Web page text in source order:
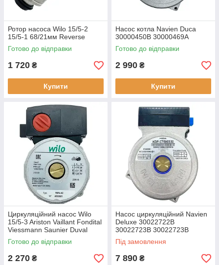
Ротор насоса Wilo 15/5-2
15/5-1 68/21мм Reverse
Готово до відправки
1 720 ₴
Купити
Насос котла Navien Duca
30000450B 30000469А
Готово до відправки
2 990 ₴
Купити
Циркуляційний насос Wilo
15/5-3 Ariston Vaillant Fondital
Viessmann Saunier Duval
Ferroli Protherm
Готово до відправки
2 270 ₴
Насос циркуляційний Navien
Deluxe 30022722В
30022723В 30022723В
Під замовлення
7 890 ₴